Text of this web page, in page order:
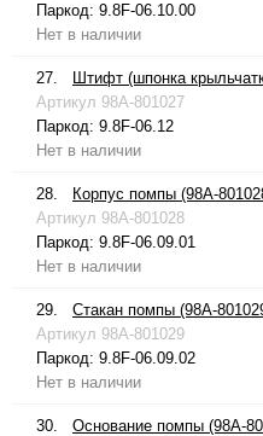
Паркод: 9.8F-06.10.00
Нет в наличии
27.
Штифт (шпонка
Артикул 98A-801027
Паркод: 9.8F-06.12
Нет в наличии
28.
Корпус помпы (98A-
Артикул 98A-801028
Паркод: 9.8F-06.09.01
Нет в наличии
29.
Стакан помпы (98A-
Артикул 98A-801029
Паркод: 9.8F-06.09.02
Нет в наличии
30.
Основание помпы (98A-